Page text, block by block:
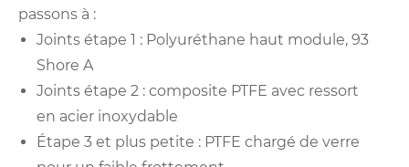
passons à :
Joints étape 1 : Polyuréthane haut module, 93
Shore A
Joints étape 2 : composite PTFE avec ressort
en acier inoxydable
Étape 3 et plus petite : PTFE chargé de verre